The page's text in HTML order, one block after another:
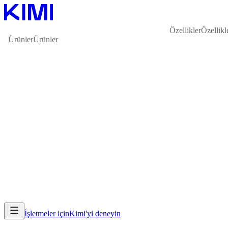
ÜrünlerÜrünler
Özellikler
İşletmeler içinKimi'yi deneyin